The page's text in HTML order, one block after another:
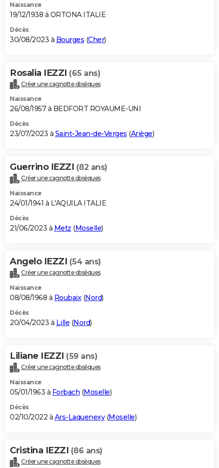
Naissance
19/12/1938 à ORTONA ITALIE
Décès
30/08/2023 à Bourges (Cher)
Rosalia IEZZI (65 ans)
Créer une cagnotte obsèques
Naissance
26/08/1957 à BEDFORT ROYAUME-UNI
Décès
23/07/2023 à Saint-Jean-de-Verges (Ariège)
Guerrino IEZZI (82 ans)
Créer une cagnotte obsèques
Naissance
24/01/1941 à L'AQUILA ITALIE
Décès
21/06/2023 à Metz (Moselle)
Angelo IEZZI (54 ans)
Créer une cagnotte obsèques
Naissance
08/08/1968 à Roubaix(Nord)
Décès
20/04/2023 à Lille (Nord)
Liliane IEZZI (59 ans)
Créer une cagnotte obsèques
Naissance
05/01/1963 à Forbach (Moselle)
Décès
02/10/2022 à Ars-Laquenexy(Moselle)
Cristina IEZZI (86 ans)
Créer une cagnotte obsèques